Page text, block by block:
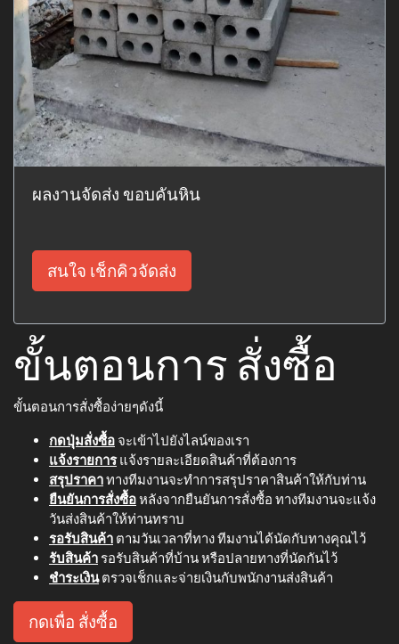
ผลงานจัดส่ง ขอบคันหิน
สนใจ เช็กคิวจัดส่ง
ขั้นตอนการ สั่งซื้อ
ขั้นตอนการสั่งซื้อง่ายๆดังนี้
กดปุ่มสั่งซื้อ จะเข้าไปยังไลน์ของเรา
แจ้งรายการแจ้งรายละเอียดสินค้าที่ต้องการ
สรุปราคาทางทีมงานจะทำการสรุปราคาสินค้าให้กับท่าน
ยืนยันการสั่งซื้อหลังจากยืนยันการสั่งซื้อ ทางทีมงานจะแจ้ง
วันส่งสินค้าให้ท่านทราบ
รอรับสินค้า ตามวันเวลาที่ทาง ทีมงานได้นัดกับทางคุณไว้
รับสินค้า รอรับสินค้าที่บ้าน หรือปลายทางที่นัดกันไว้
ชำระเงินตรวจเช็กและจ่ายเงินกับพนักงานส่งสินค้า
กดเพื่อ สั่งซื้อ